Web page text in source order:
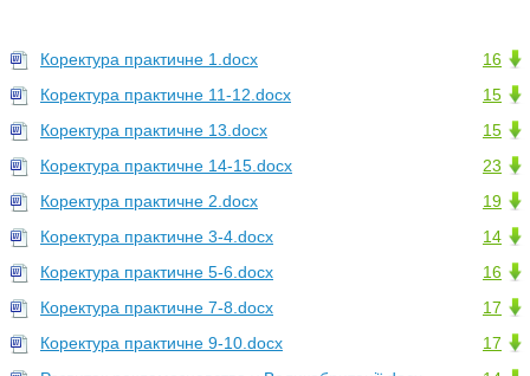
16
Коректура практичне 1.docx
15
Коректура практичне 11-12.docx
15
Коректура практичне 13.docx
23
Коректура практичне 14-15.docx
19
Коректура практичне 2.docx
14
Коректура практичне 3-4.docx
16
Коректура практичне 5-6.docx
17
Коректура практичне 7-8.docx
17
Коректура практичне 9-10.docx